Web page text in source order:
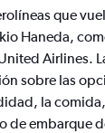
que
Haneda,
Airlines.
sobre las
la
de embarque